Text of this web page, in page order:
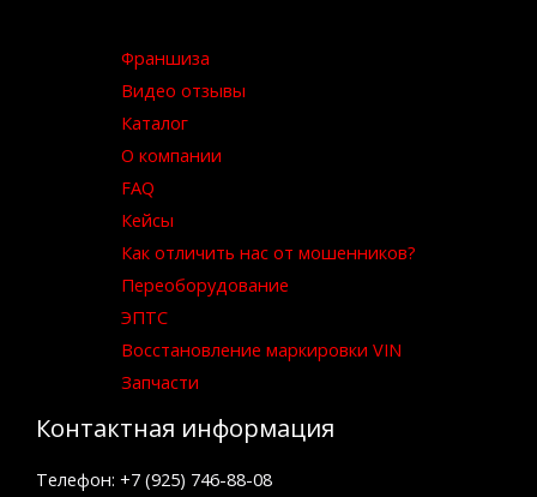
Франшиза
Видео отзывы
Каталог
О компании
FAQ
Кейсы
Как отличить нас от мошенников?
Переоборудование
ЭПТС
Восстановление маркировки VIN
Запчасти
Контактная информация
Телефон: +7 (925) 746-88-08